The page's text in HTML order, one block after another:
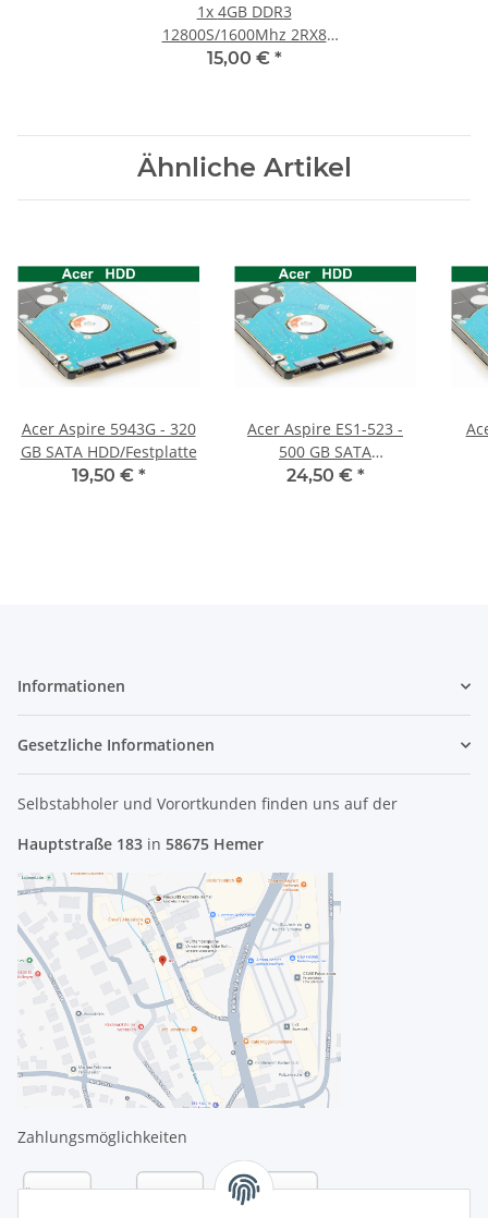
1x 4GB DDR3
12800S/1600Mhz 2RX8
Notebook SO-DIMM RAM
15,00 € *
Ähnliche Artikel
Acer Aspire 5943G - 320
GB SATA HDD/Festplatte
19,50 € *
Acer Aspire ES1-523 -
500 GB SATA
HDD/Festplatte
24,50 € *
Informationen
Gesetzliche Informationen
Selbstabholer und Vorortkunden finden uns auf der
Hauptstraße 183 in 58675 Hemer
Zahlungsmöglichkeiten